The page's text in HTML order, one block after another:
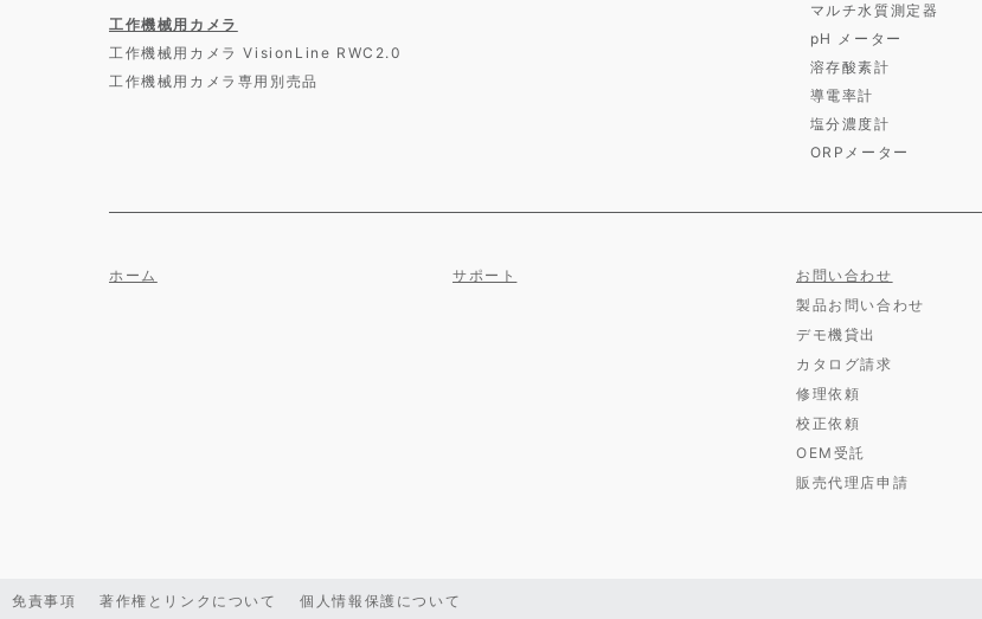
工作機械用カメラ
工作機械用カメラ VisionLine RWC2.0
工作機械用カメラ専用別売品
マルチ水質測定器
pH メーター
溶存酸素計
導電率計
塩分濃度計
ORPメーター
ホーム サポート
お問い合わせ
製品お問い合わせ
デモ機貸出
カタログ請求
修理依頼
校正依頼
OEM受託
販売代理店申請
免責事項 著作権とリンクについて 個人情報保護について